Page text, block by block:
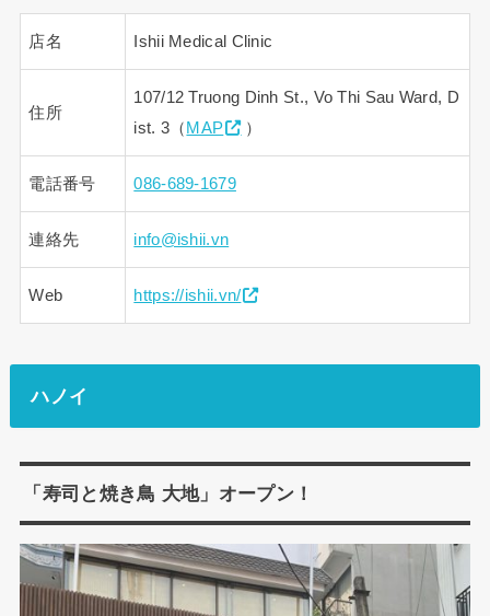
店名 Ishii Medical Clinic
住所
107/12 Truong Dinh St., Vo Thi Sau Ward, D
ist. 3（ MAP ）
電話番号 086-689-1679
連絡先 info@ishii.vn
Web https://ishii.vn/
ハノイ
「寿司と焼き鳥 大地」オープン！